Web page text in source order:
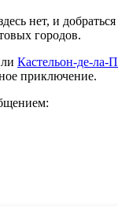
нет, и
городов.
Кастельон-де-ла-
приключение.